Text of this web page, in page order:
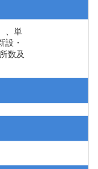
、単
設・
数及